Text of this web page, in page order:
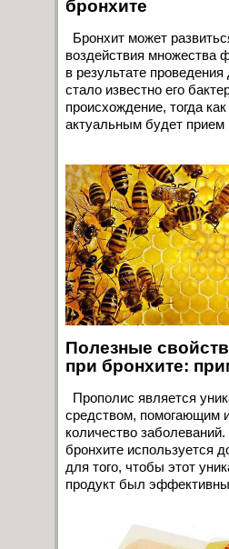
бронхите
Бронхит может
воздействия множества
в результате проведения
стало известно его
происхождение, тогда как
актуальным будет прием
Полезные
при бронхите:
Прополис является
средством, помогающим
количество
бронхите используется
для того, чтобы этот
продукт был